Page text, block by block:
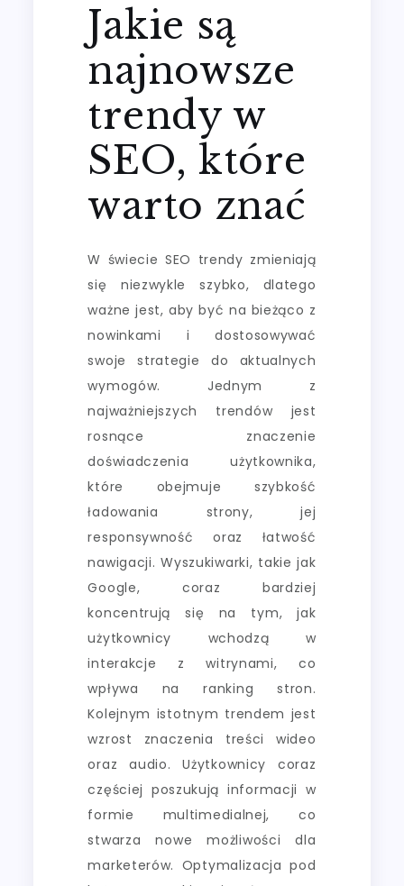
Jakie są
najnowsze
trendy w
SEO, które
warto znać
W świecie SEO trendy zmieniają
się niezwykle szybko, dlatego
ważne jest, aby być na bieżąco z
nowinkami i dostosowywać
swoje strategie do aktualnych
wymogów. Jednym z
najważniejszych trendów jest
rosnące znaczenie
doświadczenia użytkownika,
które obejmuje szybkość
ładowania strony, jej
responsywność oraz łatwość
nawigacji. Wyszukiwarki, takie jak
Google, coraz bardziej
koncentrują się na tym, jak
użytkownicy wchodzą w
interakcje z witrynami, co
wpływa na ranking stron.
Kolejnym istotnym trendem jest
wzrost znaczenia treści wideo
oraz audio. Użytkownicy coraz
częściej poszukują informacji w
formie multimedialnej, co
stwarza nowe możliwości dla
marketerów. Optymalizacja pod